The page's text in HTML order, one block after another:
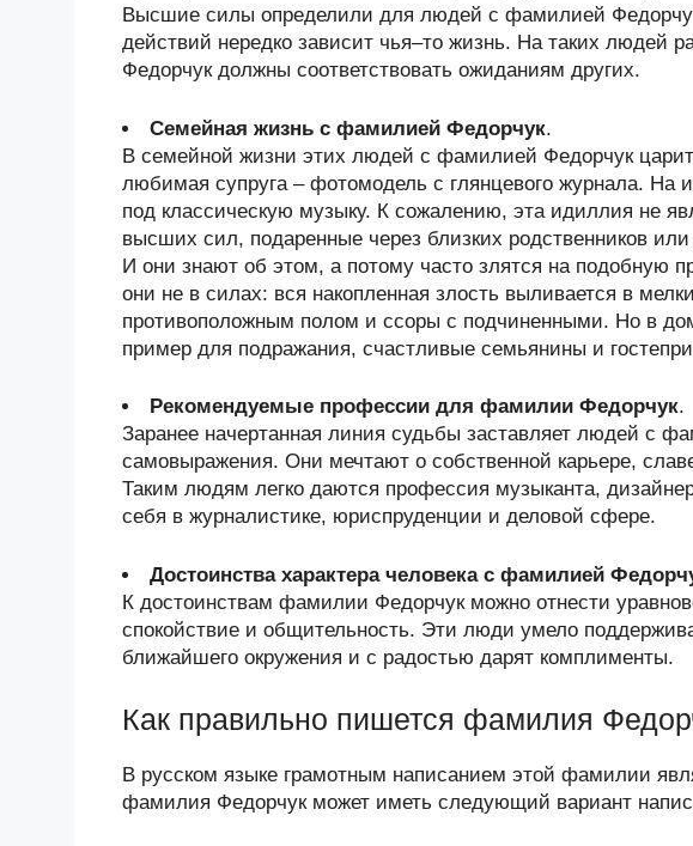
Высшие силы определили для людей с фамилией
действий нередко зависит чья–то жизнь. На таких людей
Федорчук должны соответствовать ожиданиям других.
Семейная жизнь с фамилией Федорчук.
В семейной жизни этих людей с фамилией Федорчук
любимая супруга – фотомодель с глянцевого журнала.
под классическую музыку. К сожалению, эта идиллия не
высших сил, подаренные через близких родственников
И они знают об этом, а потому часто злятся на подобную
они не в силах: вся накопленная злость выливается в
противоположным полом и ссоры с подчиненными. Но в
пример для подражания, счастливые семьянины и
Рекомендуемые профессии для фамилии Федорчук.
Заранее начертанная линия судьбы заставляет людей с
самовыражения. Они мечтают о собственной карьере,
Таким людям легко даются профессия музыканта,
себя в журналистике, юриспруденции и деловой сфере.
Достоинства характера человека с фамилией
К достоинствам фамилии Федорчук можно отнести
спокойствие и общительность. Эти люди умело
ближайшего окружения и с радостью дарят комплименты.
Как правильно пишется фамилия
В русском языке грамотным написанием этой фамилии
фамилия Федорчук может иметь следующий вариант